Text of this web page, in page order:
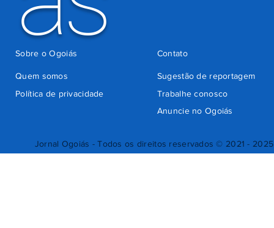
Jornal Ogoiás - Todos os direitos reservados © 2021 - 2025
Quem somos
Sugestão de reportagem
Trabalhe conosco
Política de privacidade
Anuncie no Ogoiás
Contato
Sobre o Ogoiás